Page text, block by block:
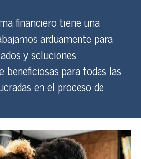
financiero tiene una
arduamente para
y soluciones
beneficiosas para todas las
en el proceso de